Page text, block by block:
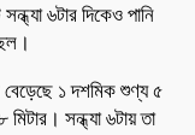
৬টার দিকেও পানি
বেড়েছে ১ দশমিক শুণ্য ৫
সন্ধ্যা ৬টায় তা